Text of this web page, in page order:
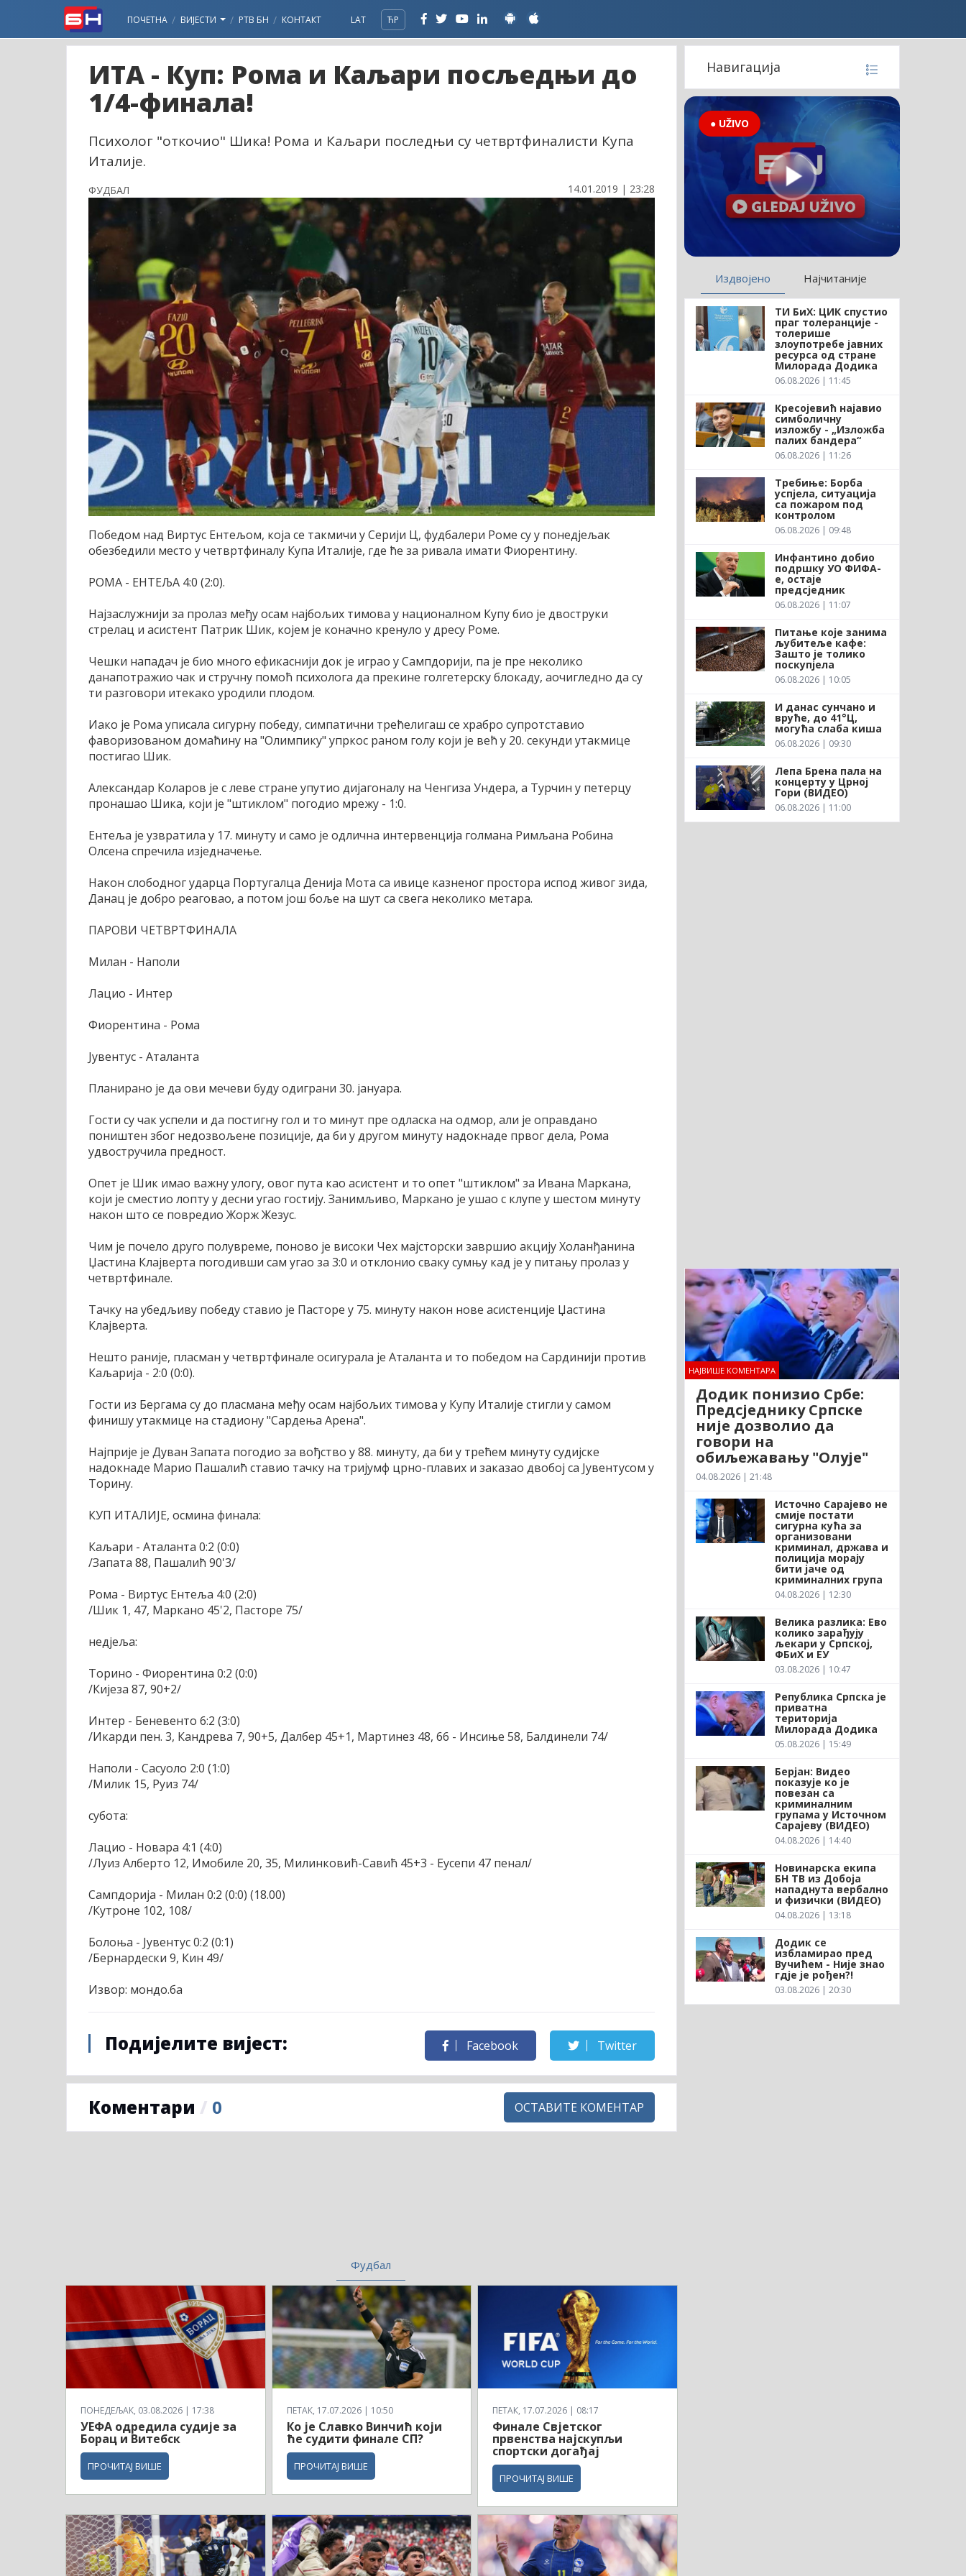
ПОЧЕТНА ВИЈЕСТИ РТВ БН КОНТАКТ LAT ЋР
ИТА - Куп: Рома и Каљари посљедњи до
1/4-финала!
Психолог "откочио" Шика! Рома и Каљари последњи су четвртфиналисти Купа
Италије.
ФУДБАЛ 14.01.2019 | 23:28
Победом над Виртус Ентељом, која се такмичи у Серији Ц, фудбалери Роме су у понедјељак
обезбедили место у четвртфиналу Купа Италије, где ће за ривала имати Фиорентину.
РОМА - ЕНТЕЉА 4:0 (2:0).
Најзаслужнији за пролаз међу осам најбољих тимова у националном Купу био је двоструки
стрелац и асистент Патрик Шик, којем је коначно кренуло у дресу Роме.
Чешки нападач је био много ефикаснији док је играо у Сампдорији, па је пре неколико
данапотражио чак и стручну помоћ психолога да прекине голгетерску блокаду, аочигледно да су
ти разговори итекако уродили плодом.
Иако је Рома уписала сигурну победу, симпатични трећелигаш се храбро супротставио
фаворизованом домаћину на "Олимпику" упркос раном голу који је већ у 20. секунди утакмице
постигао Шик.
Александар Коларов је с леве стране упутио дијагоналу на Ченгиза Ундера, а Турчин у петерцу
пронашао Шика, који је "штиклом" погодио мрежу - 1:0.
Ентеља је узвратила у 17. минуту и само је одлична интервенција голмана Римљана Робина
Олсена спречила изједначење.
Након слободног ударца Португалца Денија Мота са ивице казненог простора испод живог зида,
Данац је добро реаговао, а потом још боље на шут са свега неколико метара.
ПАРОВИ ЧЕТВРТФИНАЛА
Милан - Наполи
Лацио - Интер
Фиорентина - Рома
Јувентус - Аталанта
Планирано је да ови мечеви буду одиграни 30. јануара.
Гости су чак успели и да постигну гол и то минут пре одласка на одмор, али је оправдано
поништен због недозвољене позиције, да би у другом минуту надокнаде првог дела, Рома
удвостручила предност.
Опет је Шик имао важну улогу, овог пута као асистент и то опет "штиклом" за Ивана Маркана,
који је сместио лопту у десни угао гостију. Занимљиво, Маркано је ушао с клупе у шестом минуту
након што се повредио Жорж Жезус.
Чим је почело друго полувреме, поново је високи Чех мајсторски завршио акцију Холанђанина
Џастина Клајверта погодивши сам угао за 3:0 и отклонио сваку сумњу кад је у питању пролаз у
четвртфинале.
Тачку на убедљиву победу ставио је Пасторе у 75. минуту након нове асистенције Џастина
Клајверта.
Нешто раније, пласман у четвртфинале осигурала је Аталанта и то победом на Сардинији против
Каљарија - 2:0 (0:0).
Гости из Бергама су до пласмана међу осам најбољих тимова у Купу Италије стигли у самом
финишу утакмице на стадиону "Сардења Арена".
Најприје је Дуван Запата погодио за вођство у 88. минуту, да би у трећем минуту судијске
надокнаде Марио Пашалић ставио тачку на тријумф црно-плавих и заказао двобој са Јувентусом у
Торину.
КУП ИТАЛИЈЕ, осмина финала:
Каљари - Аталанта 0:2 (0:0)
/Запата 88, Пашалић 90'3/
Рома - Виртус Ентеља 4:0 (2:0)
/Шик 1, 47, Маркано 45'2, Пасторе 75/
недјеља:
Торино - Фиорентина 0:2 (0:0)
/Кијеза 87, 90+2/
Интер - Беневенто 6:2 (3:0)
/Икарди пен. 3, Кандрева 7, 90+5, Далбер 45+1, Мартинез 48, 66 - Инсиње 58, Балдинели 74/
Наполи - Сасуоло 2:0 (1:0)
/Милик 15, Руиз 74/
субота:
Лацио - Новара 4:1 (4:0)
/Луиз Алберто 12, Имобиле 20, 35, Милинковић-Савић 45+3 - Еусепи 47 пенал/
Сампдорија - Милан 0:2 (0:0) (18.00)
/Кутроне 102, 108/
Болоња - Јувентус 0:2 (0:1)
/Бернардески 9, Кин 49/
Извор: мондо.ба
Подијелите вијест: Facebook Twitter
Коментари / 0 ОСТАВИТЕ КОМЕНТАР
Фудбал
ПОНЕДЕЉАК, 03.08.2026 | 17:38
УЕФА одредила судије за
Борац и Витебск
ПРОЧИТАЈ ВИШЕ
ПЕТАК, 17.07.2026 | 10:50
Ко је Славко Винчић који
ће судити финале СП?
ПРОЧИТАЈ ВИШЕ
ПЕТАК, 17.07.2026 | 08:17
Финале Свјетског
првенства најскупљи
спортски догађај
ПРОЧИТАЈ ВИШЕ
Навигација
● UŽIVO
Издвојено Најчитаније
ТИ БиХ: ЦИК спустио
праг толеранције -
толерише
злоупотребе јавних
ресурса од стране
Милорада Додика
06.08.2026 | 11:45
Кресојевић најавио
симболичну
изложбу - „Изложба
палих бандера“
06.08.2026 | 11:26
Требиње: Борба
успјела, ситуација
са пожаром под
контролом
06.08.2026 | 09:48
Инфантино добио
подршку УО ФИФА-
е, остаје
предсједник
06.08.2026 | 11:07
Питање које занима
љубитеље кафе:
Зашто је толико
поскупјела
06.08.2026 | 10:05
И данас сунчано и
вруће, до 41°Ц,
могућа слаба киша
06.08.2026 | 09:30
Лепа Брена пала на
концерту у Црној
Гори (ВИДЕО)
06.08.2026 | 11:00
НАЈВИШЕ КОМЕНТАРА
Додик понизио Србе:
Предсједнику Српске
није дозволио да
говори на
обиљежавању "Олује"
04.08.2026 | 21:48
Источно Сарајево не
смије постати
сигурна кућа за
организовани
криминал, држава и
полиција морају
бити јаче од
криминалних група
04.08.2026 | 12:30
Велика разлика: Ево
колико зарађују
љекари у Српској,
ФБиХ и ЕУ
03.08.2026 | 10:47
Република Српска је
приватна
територија
Милорада Додика
05.08.2026 | 15:49
Берјан: Видео
показује ко је
повезан са
криминалним
групама у Источном
Сарајеву (ВИДЕО)
04.08.2026 | 14:40
Новинарска екипа
БН ТВ из Добоја
нападнута вербално
и физички (ВИДЕО)
04.08.2026 | 13:18
Додик се
избламирао пред
Вучићем - Није знао
гдје је рођен?!
03.08.2026 | 20:30